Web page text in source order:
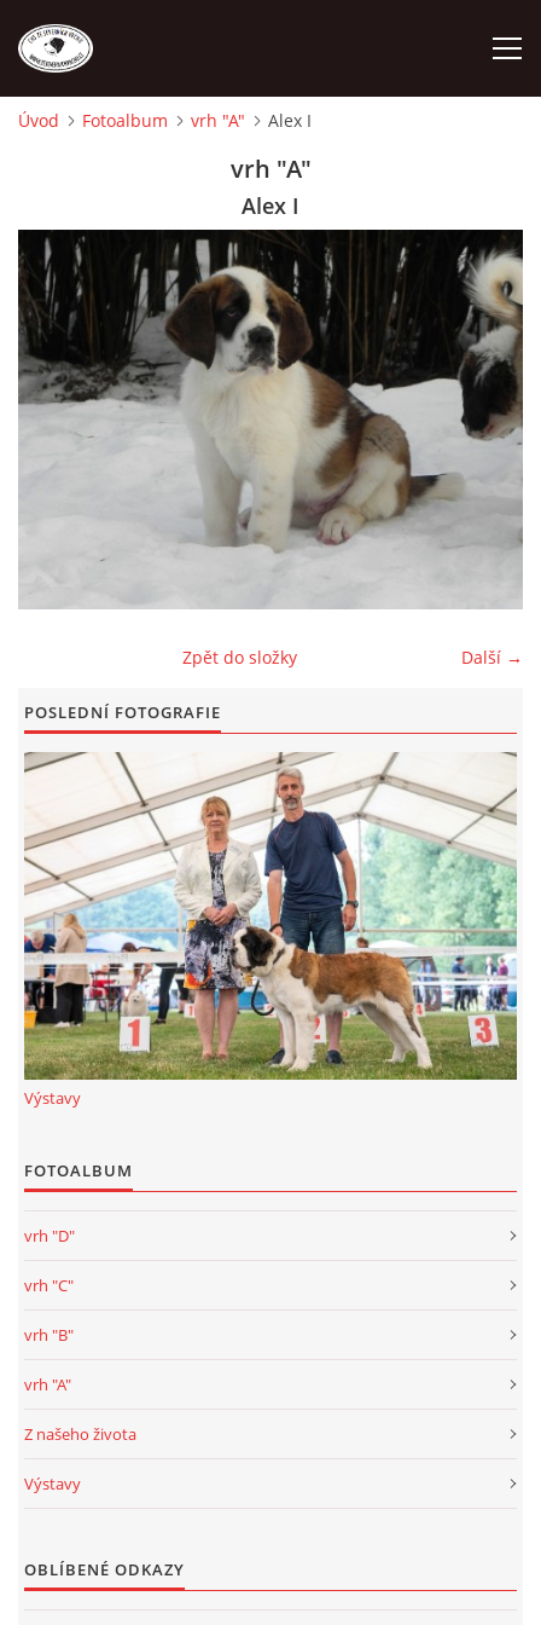
STANDARD
FENY
ŠTĚŇATA
VÝSTAVNÍ ÚSPĚCHY NAŠÍ CHS
KONTAKT
© CHS ze Severních vrchů | Aktualizováno: 20. 7. 2026
Úvod Fotoalbum vrh "A" Alex I
vrh "A"
Alex I
Další →
Zpět do složky
POSLEDNÍ FOTOGRAFIE
Výstavy
FOTOALBUM
vrh "D"
vrh "C"
vrh "B"
vrh "A"
Z našeho života
Výstavy
OBLÍBENÉ ODKAZY